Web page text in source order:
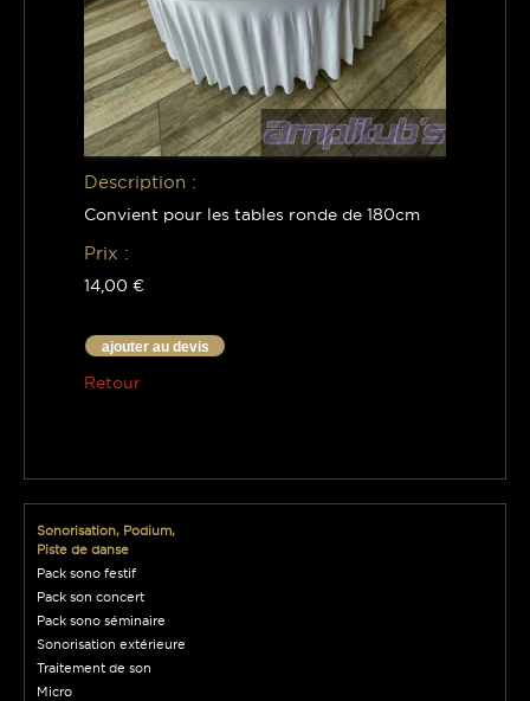
Description :
Convient pour les tables ronde de 180cm
Prix :
14,00 €
ajouter au devis
Retour
Sonorisation, Podium,
Piste de danse
Pack sono festif
Pack son concert
Pack sono séminaire
Sonorisation extérieure
Traitement de son
Micro